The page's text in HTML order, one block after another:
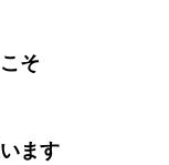
そ
ます